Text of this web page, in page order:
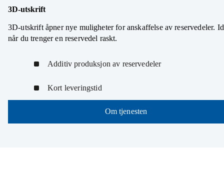
3D-utskrift
3D-utskrift åpner nye muligheter for anskaffelse av reservedeler.
når du trenger en reservedel raskt.
Additiv produksjon av reservedeler
Kort leveringstid
Om tjenesten